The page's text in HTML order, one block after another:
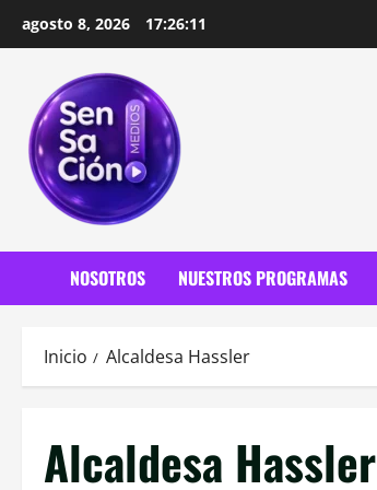
agosto 8, 2026 17:26:12
NOSOTROS NUESTROS PROGRAMAS
Inicio Alcaldesa Hassler
Alcaldesa Hassler